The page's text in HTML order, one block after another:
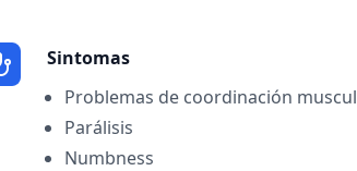
Sintomas
Problemas de coordinación
Parálisis
Numbness